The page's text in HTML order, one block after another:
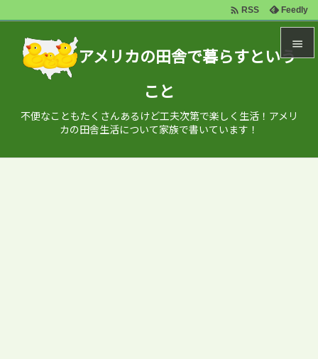


 RSS Feedly
アメリカの田舎で暮らすという
こと
不便なこともたくさんあるけど工夫次第で楽しく生活！アメリ
カの田舎生活について家族で書いています！